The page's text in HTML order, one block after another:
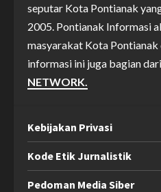
seputar Kota Pontianak
2005. Pontianak Informasi
masyarakat Kota Pontianak
informasi ini juga bagian dari
NETWORK.
Kebijakan Privasi
Kode Etik Jurnalistik
Pedoman Media Siber